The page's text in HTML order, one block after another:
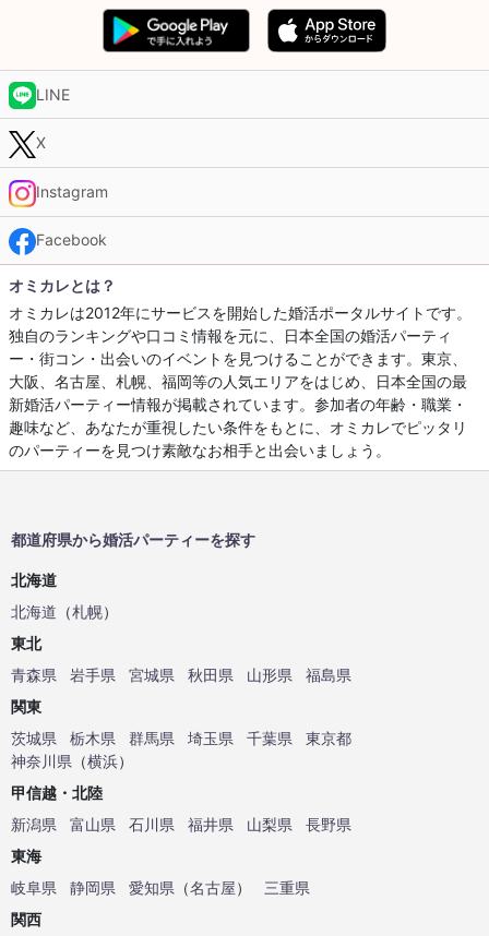
LINE
X
Instagram
Facebook
オミカレとは？
オミカレは2012年にサービスを開始した婚活ポータルサイトです。
独自のランキングや口コミ情報を元に、日本全国の婚活パーティ
ー・街コン・出会いのイベントを見つけることができます。東京、
大阪、名古屋、札幌、福岡等の人気エリアをはじめ、日本全国の最
新婚活パーティー情報が掲載されています。参加者の年齢・職業・
趣味など、あなたが重視したい条件をもとに、オミカレでピッタリ
のパーティーを見つけ素敵なお相手と出会いましょう。
都道府県から婚活パーティーを探す
北海道
北海道 （札幌）
東北
青森県
岩手県 宮城県 秋田県 山形県
福島県
関東
茨城県
栃木県 群馬県 埼玉県 千葉県
東京都
神奈川県 （横浜）
甲信越・北陸
新潟県
富山県 石川県 福井県 山梨県
長野県
東海
岐阜県
静岡県 愛知県 （名古屋）
三重県
関西